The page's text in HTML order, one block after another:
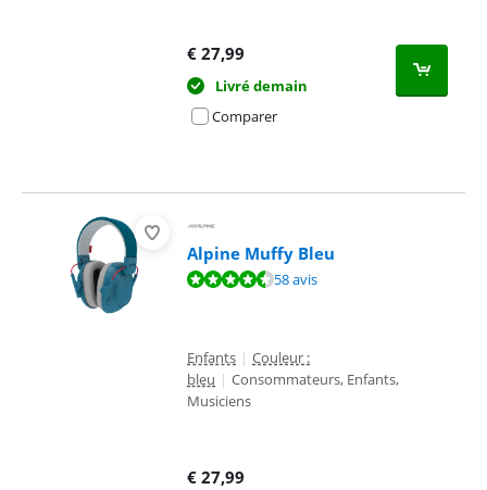
€ 27,99
Livré demain
Comparer
Alpine Muffy Bleu
La note est de 9,4 sur 10, basée sur 58 avis.58 avis
Enfants | Couleur :
bleu | Consommateurs, Enfants,
Musiciens
€ 27,99